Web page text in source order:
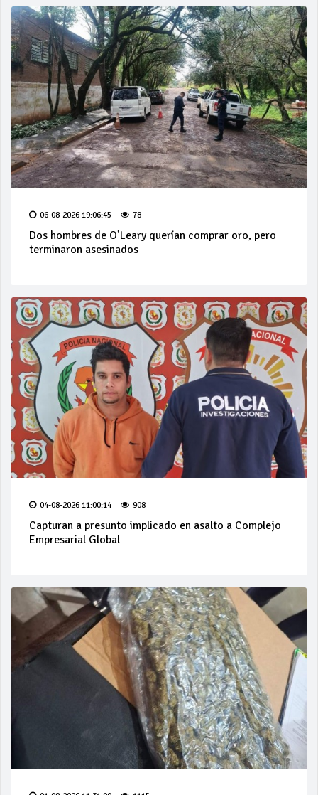
06-08-2026 19:06:45 78
Dos hombres de O’Leary querían comprar oro, pero
terminaron asesinados
04-08-2026 11:00:14 908
Capturan a presunto implicado en asalto a Complejo
Empresarial Global